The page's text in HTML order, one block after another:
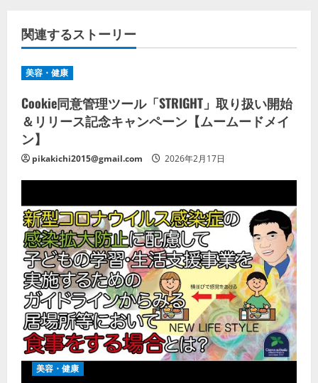
関連するストーリー
美容・健康
Cookie同意管理ツール「STRIGHT」取り扱い開始
＆リリース記念キャンペーン【ムームードメイ
ン】
pikakichi2015@gmail.com 2026年2月17日
美容・健康